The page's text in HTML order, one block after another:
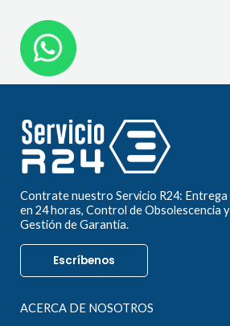
Contrate nuestro Servicio R24: Entrega
en 24 horas, Control de Obsolescencia y
Gestión de Garantía.
Escríbenos
ACERCA DE NOSOTROS